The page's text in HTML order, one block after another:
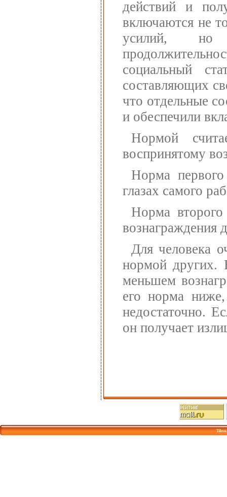
действий и
включаются не
усилий, но
социальный
составляющих
что отдельные
и обеспечили
Нормой
воспринятому
Норма
глазах самого
Норма
вознаграждения
Для человека
нормой других.
меньшем
его норма
недостаточно.
он получает